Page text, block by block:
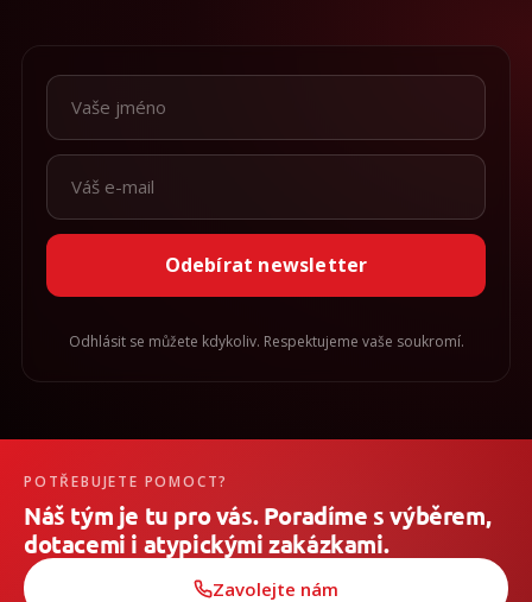
Odebírat newsletter
Odhlásit se můžete kdykoliv. Respektujeme vaše soukromí.
POTŘEBUJETE POMOCT?
Náš tým je tu pro vás. Poradíme s výběrem,
dotacemi i atypickými zakázkami.
Zavolejte nám